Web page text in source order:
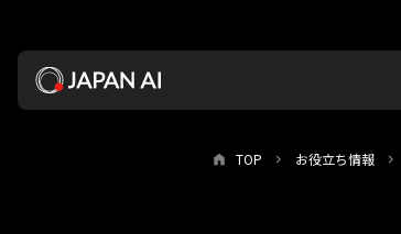
TOP お役立ち情報